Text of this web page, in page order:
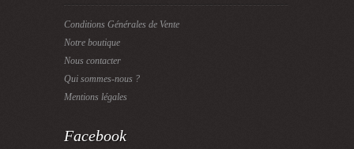
Conditions Générales de Vente
Notre boutique
Nous contacter
Qui sommes-nous ?
Mentions légales
Facebook